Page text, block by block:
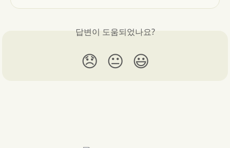
답변이 도움되었나요?
😞 😐 😃